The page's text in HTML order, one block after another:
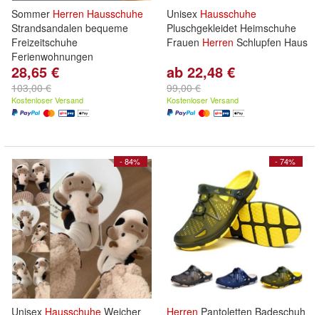
Sommer Herren Hausschuhe
Strandsandalen bequeme
Freizeitschuhe
Ferienwohnungen
28,65 €
103,00 €
Kostenloser Versand
Unisex Hausschuhe
Pluschgekleidet Heimschuhe
Frauen Herren Schlupfen Haus
ab 22,48 €
99,00 €
Kostenloser Versand
- 84%
Unisex Hausschuhe Weicher
- 74%
Herren Pantoletten Badeschuh